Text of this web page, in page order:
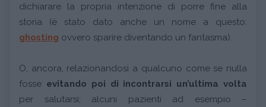
dichiarare la propria intenzione di porre fine alla
storia (è stato dato anche un nome a questo:
ghosting ovvero sparire diventando un fantasma).
O, ancora, relazionandosi a qualcuno come se nulla
fosse evitando poi di incontrarsi un’ultima volta
per salutarsi; alcuni pazienti ad esempio –